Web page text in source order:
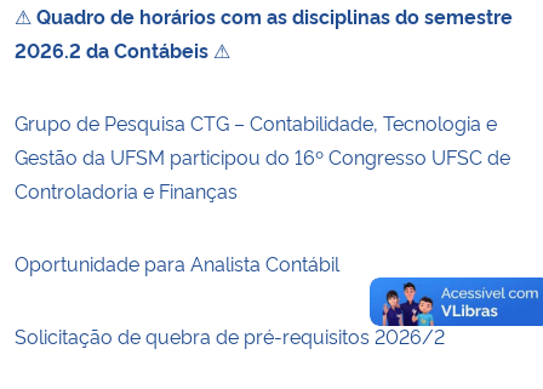
⚠ Quadro de horários com as disciplinas do semestre
2026.2 da Contábeis ⚠
Grupo de Pesquisa CTG – Contabilidade, Tecnologia e
Gestão da UFSM participou do 16º Congresso UFSC de
Controladoria e Finanças
Oportunidade para Analista Contábil
Solicitação de quebra de pré-requisitos 2026/2